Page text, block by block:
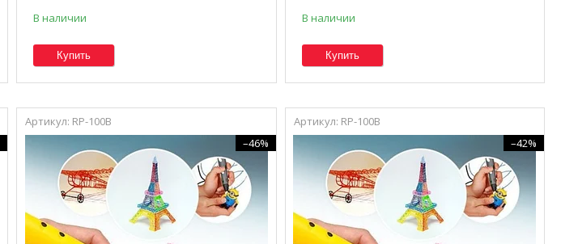
В наличии
Купить
В наличии
Купить
RP-100B
–46%
RP-100B
–42%